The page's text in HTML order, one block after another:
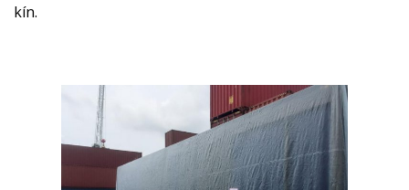
kín.